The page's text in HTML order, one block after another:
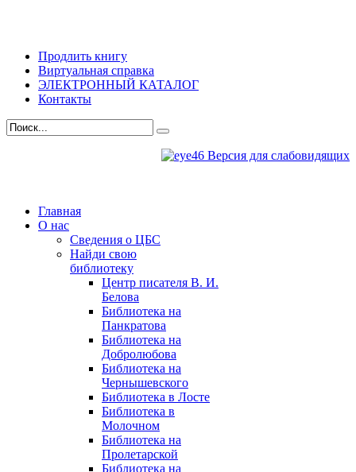
Продлить книгу
Виртуальная справка
ЭЛЕКТРОННЫЙ КАТАЛОГ
Контакты
Версия для слабовидящих
Главная
О нас
Сведения о ЦБС
Найди свою
библиотеку
Центр писателя В. И.
Белова
Библиотека на
Панкратова
Библиотека на
Добролюбова
Библиотека на
Чернышевского
Библиотека в Лосте
Библиотека в
Молочном
Библиотека на
Пролетарской
Библиотека на